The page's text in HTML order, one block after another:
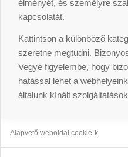
élményét, és személyre
kapcsolatát.
Kattintson a különböző
szeretne megtudni.
Vegye figyelembe, hogy
hatással lehet a
általunk kínált
Alapvető weboldal cookie-k